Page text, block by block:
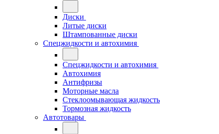
Диски
Литые диски
Штампованные диски
Спецжидкости и автохимия
Спецжидкости и автохимия
Автохимия
Антифризы
Моторные масла
Стеклоомывающая жидкость
Тормозная жидкость
Автотовары